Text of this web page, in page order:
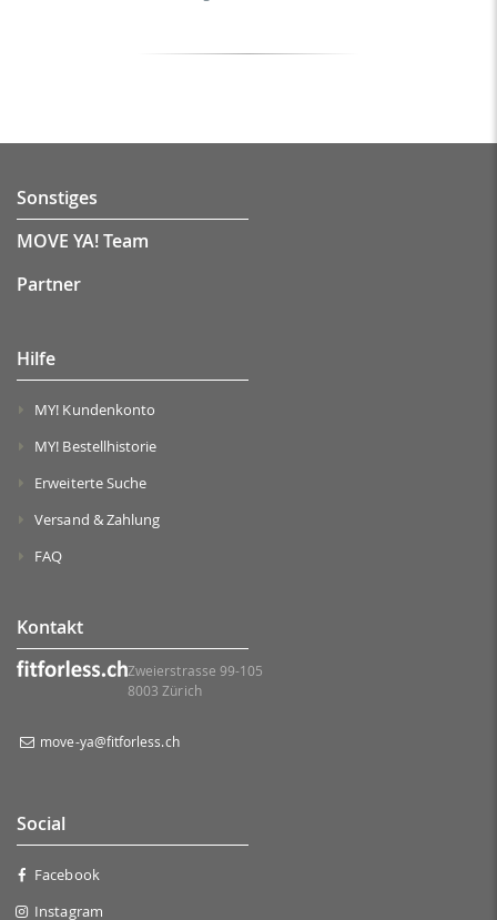
Sonstiges
MOVE YA! Team
Partner
Hilfe
MY! Kundenkonto
MY! Bestellhistorie
Erweiterte Suche
Versand & Zahlung
FAQ
Kontakt
Zweierstrasse 99-105
8003 Zürich
move-ya@fitforless.ch
Social
Facebook
Instagram